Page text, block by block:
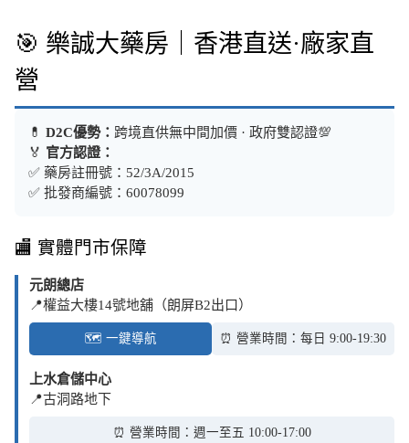
🎯 樂誠大藥房｜香港直送·廠家直
營
💊 D2C優勢： 跨境直供無中間加價 · 政府雙認證💯
🏅 官方認證：
✅ 藥房註冊號：52/3A/2015
✅ 批發商編號：60078099
🏬 實體門市保障
元朗總店
📍權益大樓14號地舖（朗屏B2出口）
🗺️ 一鍵導航 ⏰ 營業時間：每日 9:00-19:30
上水倉儲中心
📍古洞路地下
⏰ 營業時間：週一至五 10:00-17:00